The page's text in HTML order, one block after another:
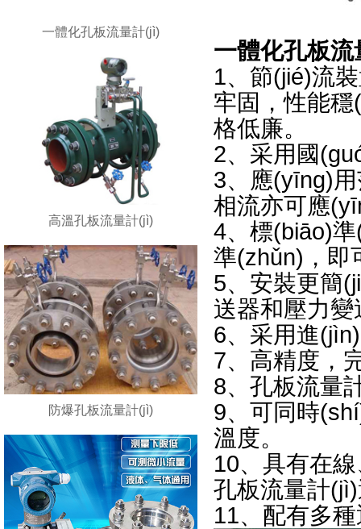
一體化孔板流量計(jì)
高溫孔板流量計(jì)
防爆孔板流量計(jì)
一體化孔板
1、節(jié)流
牢固，性能穩
格低廉。
2、采用
3、應(yīng)
相流亦可應
4、標
準(zhǔn)，
5、安裝更簡
送器和壓力變送
6、采用進
7、高精度，
8、孔板
9、可同時(shí)
溫度。
10、具有在
孔板流量計(jì)
11、配有多